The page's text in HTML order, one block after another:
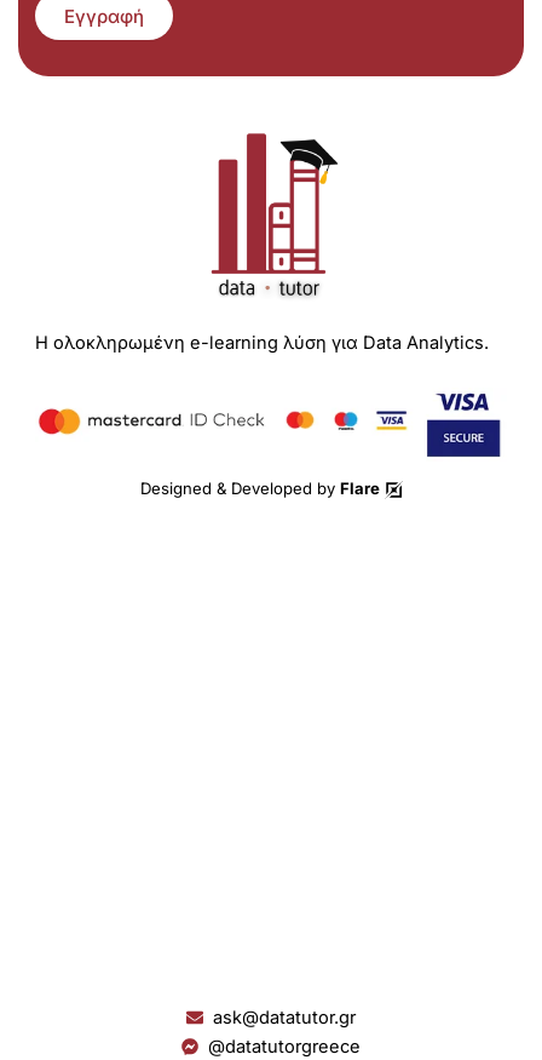
Εγγραφή
Η ολοκληρωμένη e-learning λύση για Data Analytics.
Designed & Developed by Flare
ask@datatutor.gr
@datatutorgreece